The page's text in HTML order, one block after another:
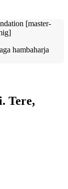
hambaharja
Tere,